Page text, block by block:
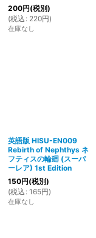
200円(税別)
(税込 : 220円)
在庫なし
英語版 HISU-EN009
Rebirth of Nephthys ネ
フティスの輪廻 (スーパ
ーレア) 1st Edition
150円(税別)
(税込 : 165円)
在庫なし